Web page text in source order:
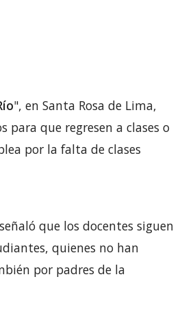
", en Santa Rosa de Lima,
que regresen a clases o
por la falta de clases
que los docentes siguen
quienes no han
por padres de la